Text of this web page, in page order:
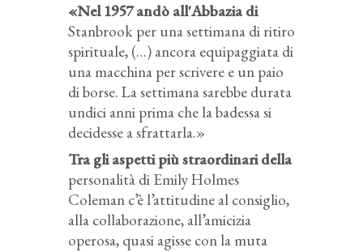
«Nel 1957 andò all'Abbazia di
Stanbrook per una settimana di ritiro
spirituale, (…) ancora equipaggiata di
una macchina per scrivere e un paio
di borse. La settimana sarebbe durata
undici anni prima che la badessa si
decidesse a sfrattarla.»
Tra gli aspetti più straordinari della
personalità di Emily Holmes
Coleman c’è l’attitudine al consiglio,
alla collaborazione, all’amicizia
operosa, quasi agisse con la muta